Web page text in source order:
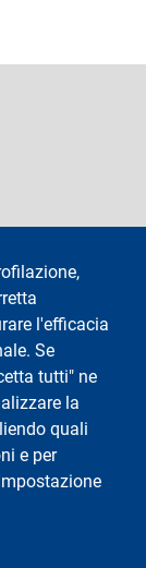
l'efficacia
Se
tutti" ne
la
quali
e per